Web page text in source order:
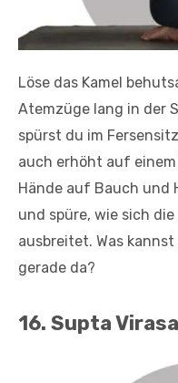
Löse das Kamel
Atemzüge lang in der
spürst du im
auch erhöht auf
Hände auf Bauch und
und spüre, wie sich
ausbreitet. Was
gerade da?
16. Supta